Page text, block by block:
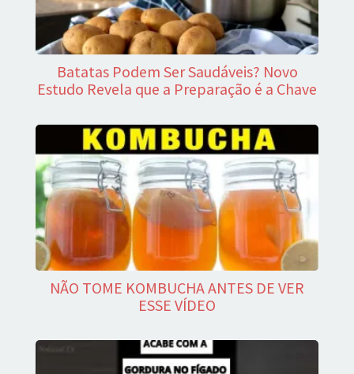
Batatas Podem Ser Saudáveis? Novo
Estudo Revela que a Preparação é a Chave
NÃO TOME KOMBUCHA ANTES DE VER
ESSE VÍDEO